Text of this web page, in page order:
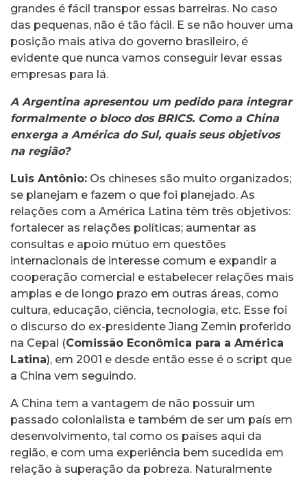
grandes é fácil transpor essas barreiras. No caso
das pequenas, não é tão fácil. E se não houver uma
posição mais ativa do governo brasileiro, é
evidente que nunca vamos conseguir levar essas
empresas para lá.
A Argentina apresentou um pedido para integrar
formalmente o bloco dos BRICS. Como a China
enxerga a América do Sul, quais seus objetivos
na região?
Luis Antônio: Os chineses são muito organizados;
se planejam e fazem o que foi planejado. As
relações com a América Latina têm três objetivos:
fortalecer as relações políticas; aumentar as
consultas e apoio mútuo em questões
internacionais de interesse comum e expandir a
cooperação comercial e estabelecer relações mais
amplas e de longo prazo em outras áreas, como
cultura, educação, ciência, tecnologia, etc. Esse foi
o discurso do ex-presidente Jiang Zemin proferido
na Cepal (Comissão Econômica para a América
Latina), em 2001 e desde então esse é o script que
a China vem seguindo.
A China tem a vantagem de não possuir um
passado colonialista e também de ser um país em
desenvolvimento, tal como os países aqui da
região, e com uma experiência bem sucedida em
relação à superação da pobreza. Naturalmente